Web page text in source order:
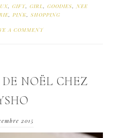
, GIFT, GIRL, GOODIES,NEE
, PINK, SHOPPING
A COMMENT
NOËL CHEZ
2015